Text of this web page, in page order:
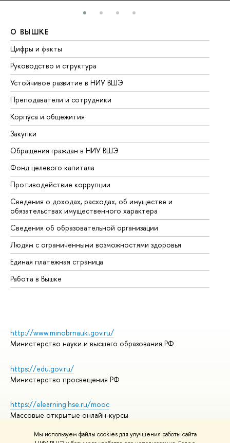
Мы используем файлы cookies для улучшения работы сайта
О ВЫШКЕ
Цифры и факты
Руководство и структура
Устойчивое развитие в НИУ ВШЭ
Преподаватели и сотрудники
Корпуса и общежития
Закупки
Обращения граждан в НИУ ВШЭ
Фонд целевого капитала
Противодействие коррупции
Сведения о доходах, расходах, об имуществе и
обязательствах имущественного характера
Сведения об образовательной организации
Людям с ограниченными возможностями здоровья
Единая платежная страница
Работа в Вышке
http://www.minobrnauki.gov.ru/
Министерство науки и высшего образования РФ
https://edu.gov.ru/
Министерство просвещения РФ
https://elearning.hse.ru/mooc
Массовые открытые онлайн-курсы